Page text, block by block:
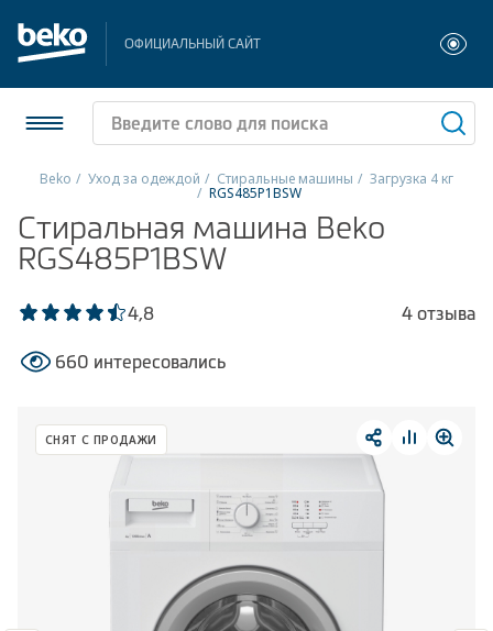
ОФИЦИАЛЬНЫЙ САЙТ
Холодильники и морозильники
Стиральные и сушильные машины
Посудомоечные машины
Плиты
Малая бытовая техника
Климатическая техника
Beko Уход за одеждой Стиральные машины Загрузка 4 кг
RGS485P1BSW
Стиральная машина Beko
RGS485P1BSW
4,8 4 отзыва
660 интересовались
СНЯТ С ПРОДАЖИ